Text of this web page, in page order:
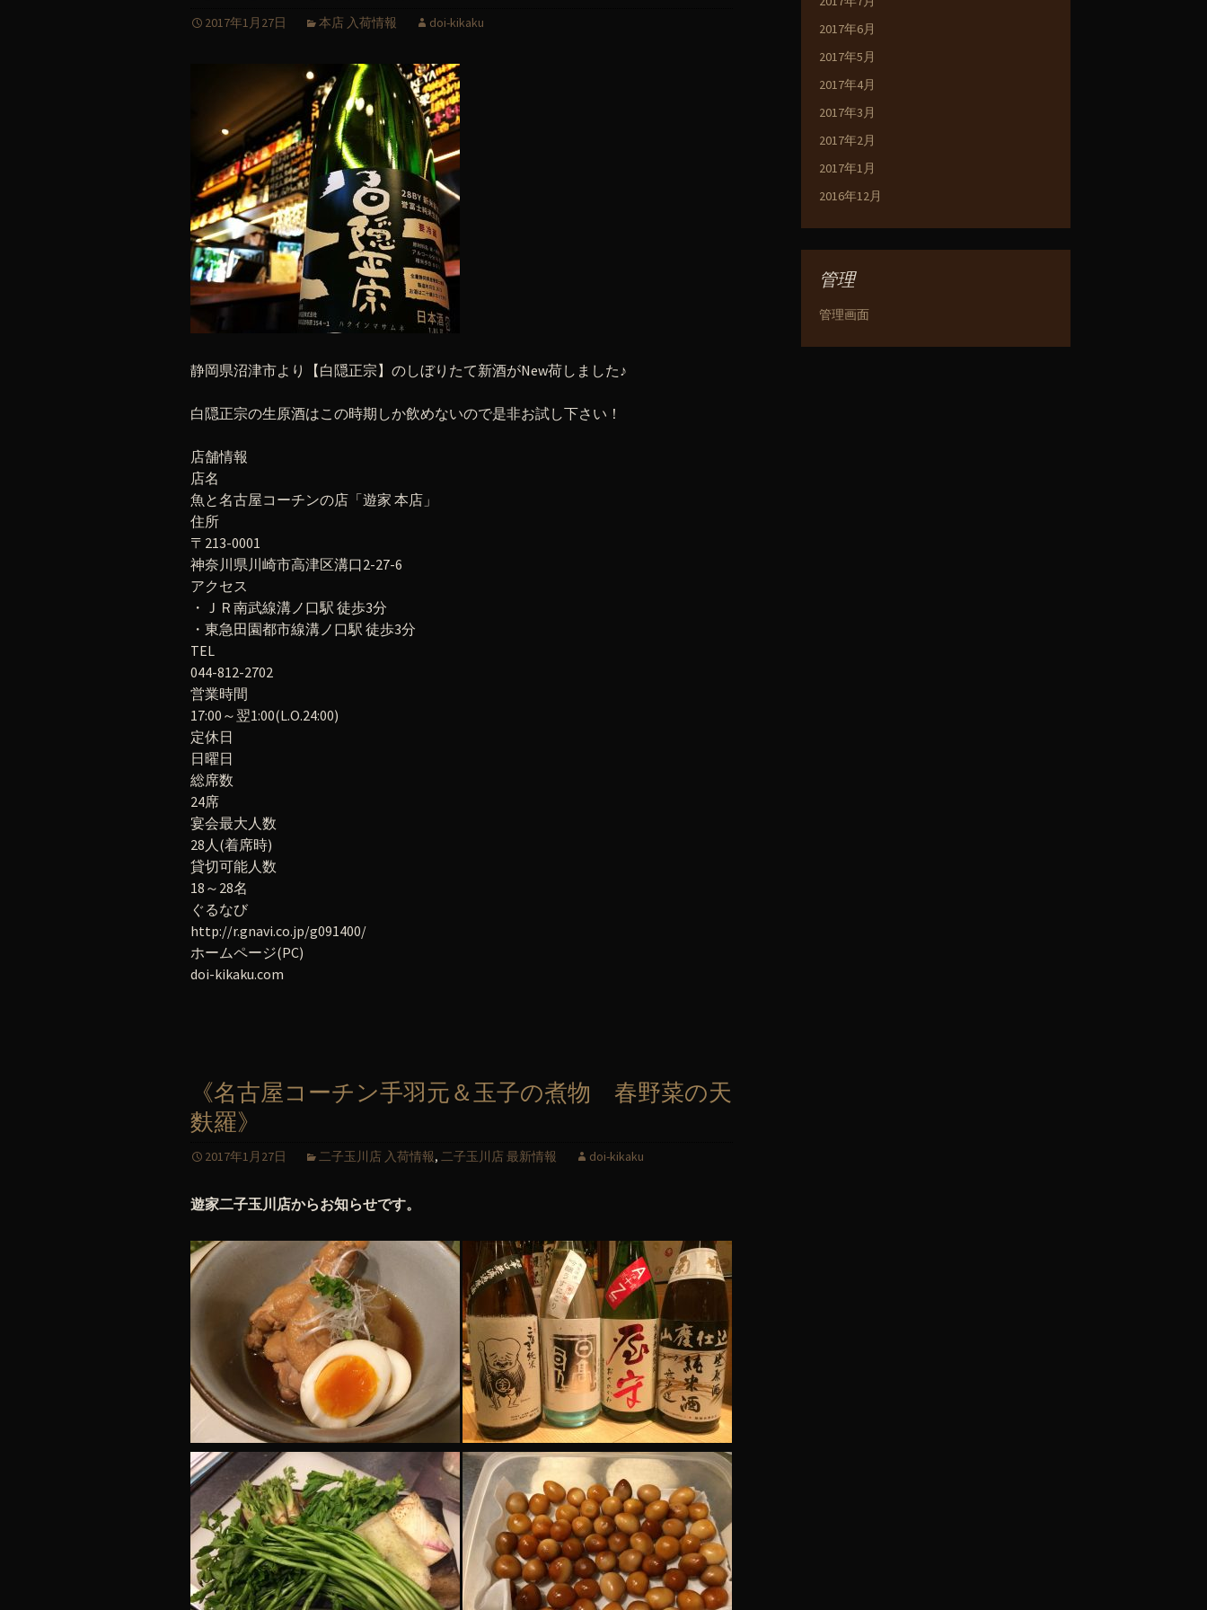
2017年1月27日 本店 入荷情報 doi-kikaku
静岡県沼津市より【白隠正宗】のしぼりたて新酒がNew荷しました♪
白隠正宗の生原酒はこの時期しか飲めないので是非お試し下さい！
店舗情報
店名
魚と名古屋コーチンの店「遊家 本店」
住所
〒213-0001
神奈川県川崎市高津区溝口2-27-6
アクセス
・ＪＲ南武線溝ノ口駅 徒歩3分
・東急田園都市線溝ノ口駅 徒歩3分
TEL
044-812-2702
営業時間
17:00～翌1:00(L.O.24:00)
定休日
日曜日
総席数
24席
宴会最大人数
28人(着席時)
貸切可能人数
18～28名
ぐるなび
http://r.gnavi.co.jp/g091400/
ホームページ(PC)
doi-kikaku.com
《名古屋コーチン手羽元＆玉子の煮物 春野菜の天
麩羅》
2017年1月27日 二子玉川店 入荷情報, 二子玉川店 最新情報 doi-kikaku
遊家二子玉川店からお知らせです。
2017年6月
2017年5月
2017年4月
2017年3月
2017年2月
2017年1月
2016年12月
管理
管理画面